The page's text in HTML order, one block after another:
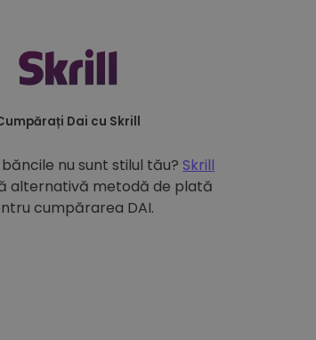
Dai cu Skrill
nu sunt stilul tău? Skrill
alternativă metodă de plată
cumpărarea DAI.